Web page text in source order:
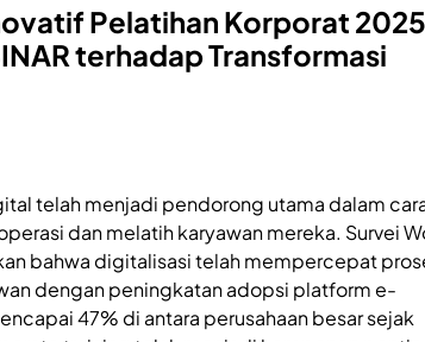
Pelatihan Korporat
terhadap Transformasi
telah menjadi pendorong utama dalam
dan melatih karyawan mereka. Survei
bahwa digitalisasi telah mempercepat
dengan peningkatan adopsi platform e-
47% di antara perusahaan besar sejak